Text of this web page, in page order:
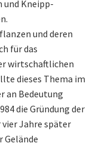
und Kneipp-
und deren
für das
wirtschaftlichen
dieses Thema im
an Bedeutung
die Gründung der
Jahre später
Gelände